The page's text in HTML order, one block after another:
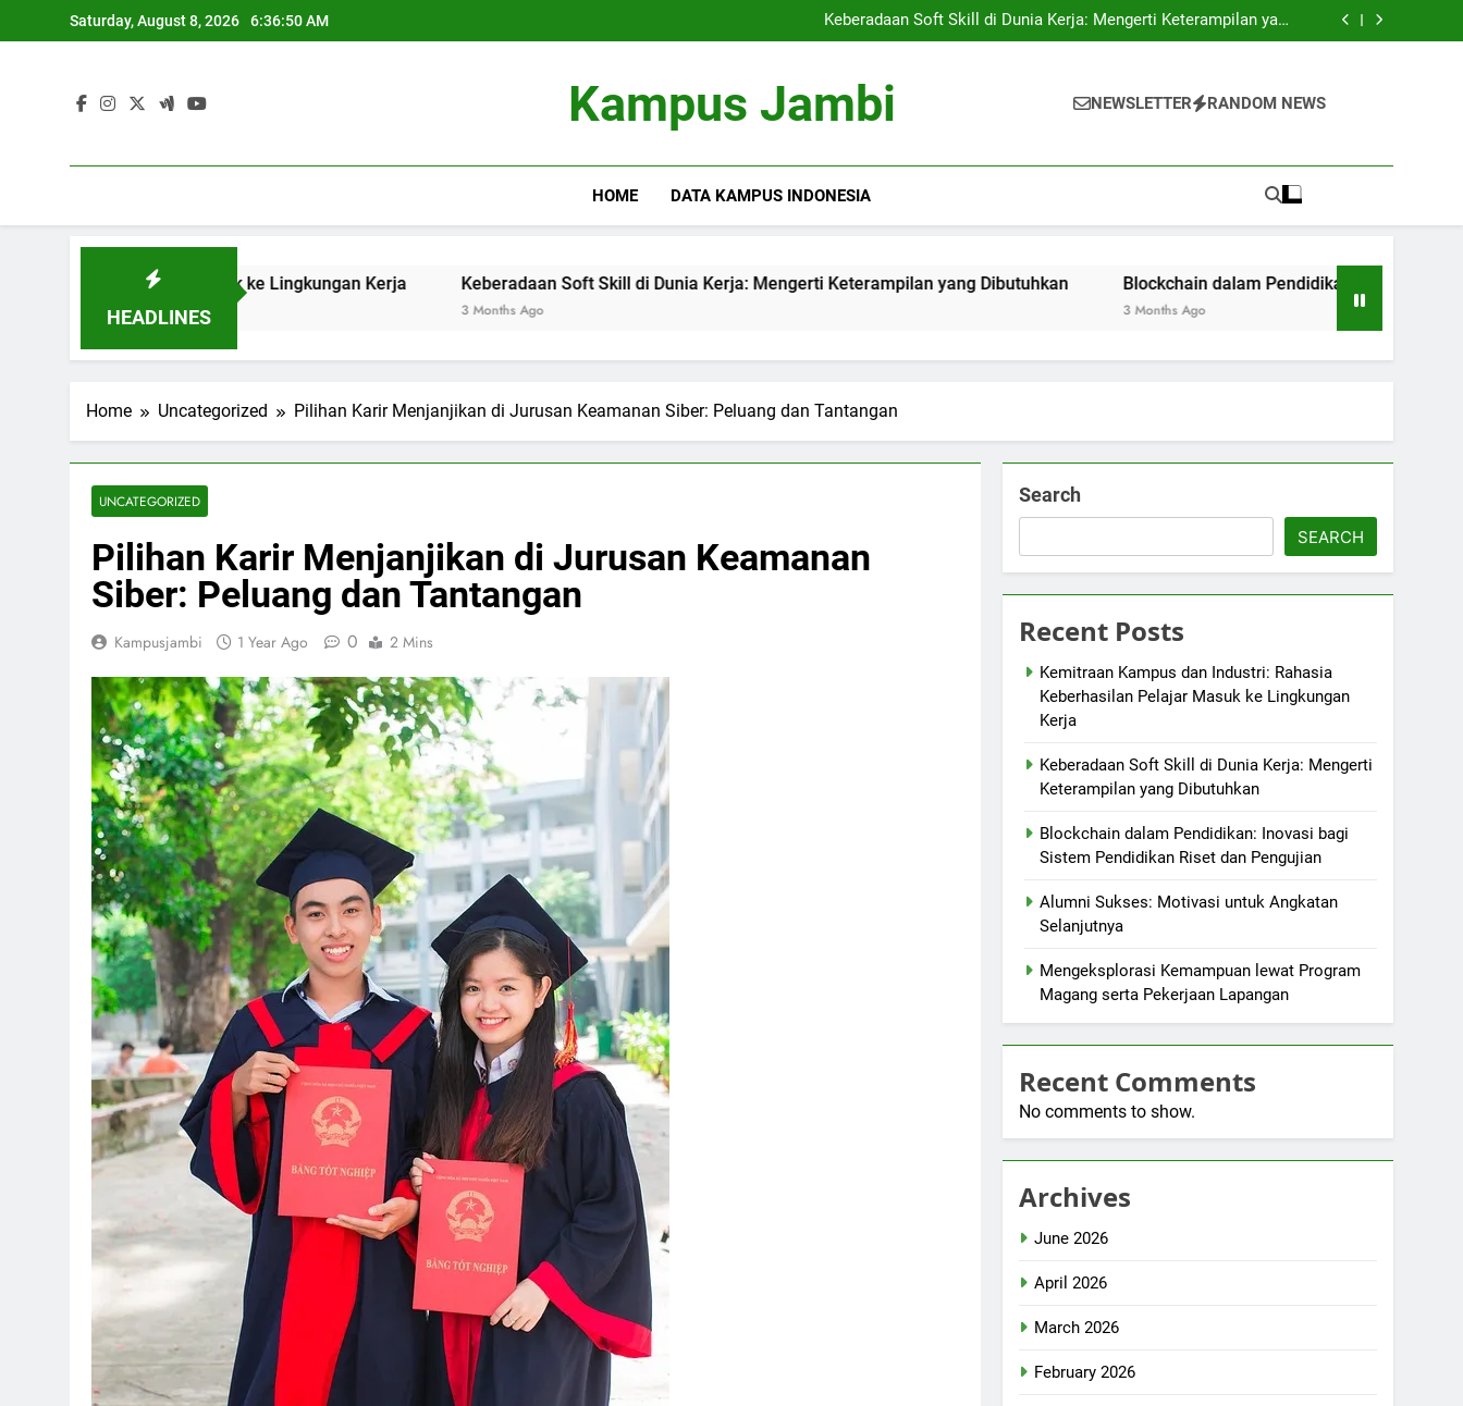
to
Saturday, August 8, 2026 6:36:51 AM
Lingkungan Kerja
Keberadaan Soft Skill di Dunia Kerja: Mengerti Keterampilan yang
Dibutuhkan
Blockchain dalam Pendidikan: Inovasi bagi Sistem Pendidikan Riset dan
Lingkungan Kerja
Keberadaan Soft Skill di Dunia Kerja: Mengerti Keterampilan yang
Blockchain dalam Pendidikan: Inovasi bagi Sistem Pendidikan Riset dan
Kampus Jambi NEWSLETTER RANDOM NEWS
HOME DATA KAMPUS INDONESIA
HEADLINES
Pelajar Masuk ke Lingkungan Kerja Keberadaan Soft Skill di Dunia Kerja: Mengerti Keterampilan yang Dibutuhkan Blockchain dalam Pendidikan: Inovasi bagi Sistem
Home Uncategorized Pilihan Karir Menjanjikan di Jurusan Keamanan Siber: Peluang dan Tantangan
UNCATEGORIZED
Pilihan Karir Menjanjikan di Jurusan Keamanan
Siber: Peluang dan Tantangan
Kampusjambi 1 Year Ago 0 2 Mins
Search
SEARCH
Recent Posts
Kemitraan Kampus dan Industri: Rahasia
Keberhasilan Pelajar Masuk ke Lingkungan
Kerja
Keberadaan Soft Skill di Dunia Kerja: Mengerti
Keterampilan yang Dibutuhkan
Blockchain dalam Pendidikan: Inovasi bagi
Sistem Pendidikan Riset dan Pengujian
Alumni Sukses: Motivasi untuk Angkatan
Selanjutnya
Mengeksplorasi Kemampuan lewat Program
Magang serta Pekerjaan Lapangan
Recent Comments
No comments to show.
Archives
June 2026
April 2026
March 2026
February 2026